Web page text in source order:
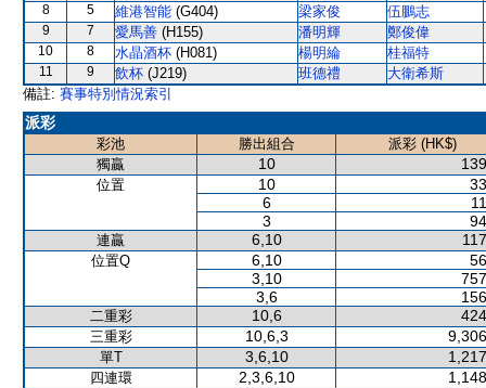
8 5 維港智能 (G404) 梁家俊 伍鵬志
9 7 愛馬善 (H155) 潘明輝 鄭俊偉
10 8 水晶酒杯 (H081) 楊明綸 桂福特
11 9 飲杯 (J219) 班德禮
大衛希斯
備註: 賽事特別情況索引
派彩
彩池 勝出組合
派彩 (HK$)
獨贏
10
位置 10
6
3
連贏 6,10
位置Q 6,10
3,10
3,6
二重彩 10,6
三重彩 10,6,3
單T 3,6,10
四連環 2,3,6,10